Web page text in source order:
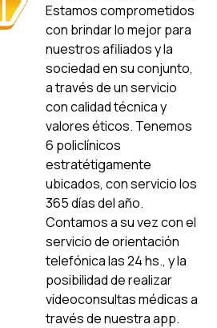
Estamos comprometidos
con brindar lo mejor para
nuestros afiliados y la
sociedad en su conjunto,
a través de un servicio
con calidad técnica y
valores éticos. Tenemos
6 policlínicos
estratétigamente
ubicados, con servicio los
365 días del año.
Contamos a su vez con el
servicio de orientación
telefónica las 24 hs., y la
posibilidad de realizar
videoconsultas médicas a
través de nuestra app.